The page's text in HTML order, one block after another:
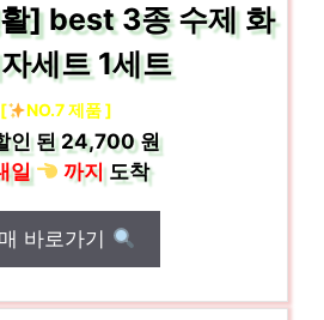
] best 3종 수제 화
세트 1세트
[ NO.7 제품 ]
인 된24,700 원
일
까지도착
바로가기